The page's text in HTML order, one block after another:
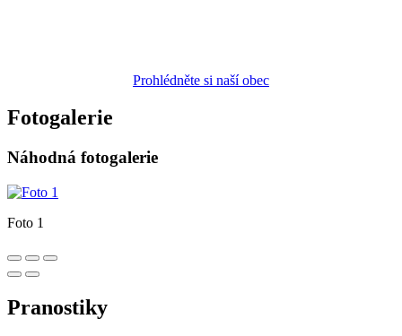
Prohlédněte si naší obec
Fotogalerie
Náhodná fotogalerie
Foto 1
Pranostiky